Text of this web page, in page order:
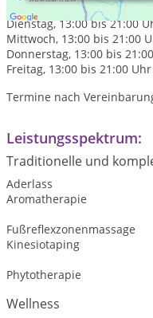
Montag, 13:00 bis 21:00 Uhr
Dienstag, 13:00 bis 21:00
Mittwoch, 13:00 bis 21:00
Donnerstag, 13:00 bis
Freitag, 13:00 bis 21:00 Uhr
Termine nach
Leistungsspektrum:
Traditionelle und
Aderlass
Aromatherapie
Fußreflexzonenmassage
Kinesiotaping
Phytotherapie
Wellness